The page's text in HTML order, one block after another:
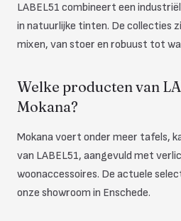
LABEL51 combineert een
in natuurlijke tinten. De collecties
mixen, van stoer en robuust tot
Welke producten van
Mokana?
Mokana voert onder meer tafels,
van LABEL51, aangevuld met
woonaccessoires. De actuele
onze showroom in Enschede.